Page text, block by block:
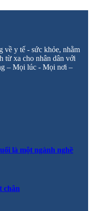
về y tế - sức khỏe, nhằm
từ xa cho nhân dân với
– Mọi lúc - Mọi nơi –
là một ngành nghề
chân